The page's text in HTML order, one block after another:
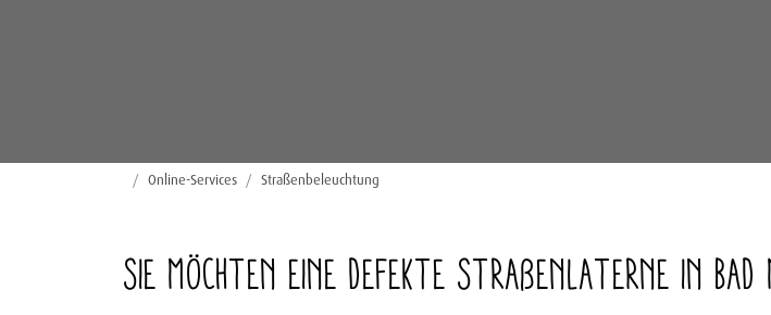
Startseite
Online-Services Straßenbeleuchtung
Sie möchten eine defekte Straßenlaterne in Bad